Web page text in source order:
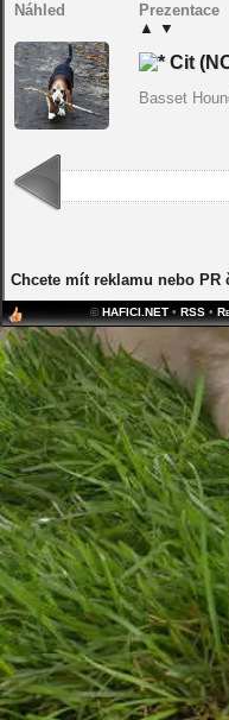
Náhled
Prezentace
▲ ▼
Cit
Basset
Chcete mít reklamu nebo PR
©HAFICI.NET •RSS •